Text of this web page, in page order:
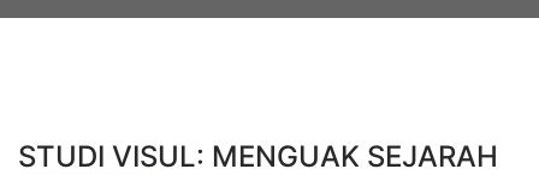
STUDI VISUL: MENGUAK SEJARAH